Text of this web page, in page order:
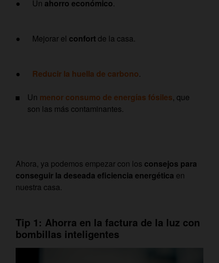
● Un ahorro económico.
● Mejorar el confort de la casa.
● Reducir la huella de carbono.
Un menor consumo de energías fósiles, que
son las más contaminantes.
Ahora, ya podemos empezar con los consejos para
conseguir la deseada eficiencia energética en
nuestra casa.
Tip 1: Ahorra en la factura de la luz con
bombillas inteligentes